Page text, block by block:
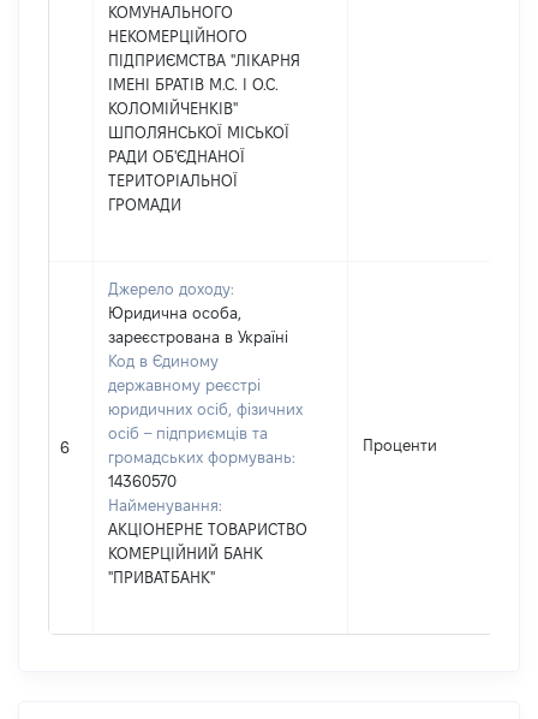
КОМУНАЛЬНОГО
НЕКОМЕРЦІЙНОГО
ПІДПРИЄМСТВА "ЛІКАРНЯ
ІМЕНІ БРАТІВ М.С. І О.С.
КОЛОМІЙЧЕНКІВ"
ШПОЛЯНСЬКОЇ МІСЬКОЇ
РАДИ ОБ'ЄДНАНОЇ
ТЕРИТОРІАЛЬНОЇ
ГРОМАДИ
6
Джерело доходу:
Юридична особа,
зареєстрована в Україні
Код в Єдиному
державному реєстрі
юридичних осіб, фізичних
осіб – підприємців та
громадських формувань:
14360570
Найменування:
АКЦІОНЕРНЕ ТОВАРИСТВО
КОМЕРЦІЙНИЙ БАНК
"ПРИВАТБАНК"
Проценти